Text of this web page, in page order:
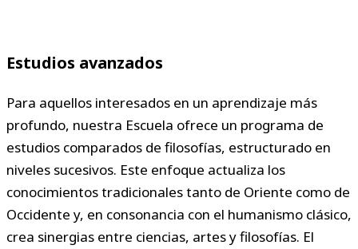
Estudios avanzados
Para aquellos interesados en un aprendizaje más
profundo, nuestra Escuela ofrece un programa de
estudios comparados de filosofías, estructurado en
niveles sucesivos. Este enfoque actualiza los
conocimientos tradicionales tanto de Oriente como de
Occidente y, en consonancia con el humanismo clásico,
crea sinergias entre ciencias, artes y filosofías. El